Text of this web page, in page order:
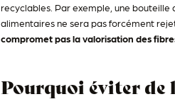
recyclables. Par exemple, une bouteille
alimentaires ne sera pas forcément
compromet pas la valorisation des
Pourquoi éviter de